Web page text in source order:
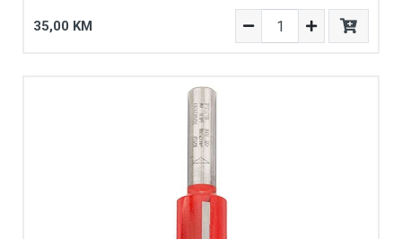
35,00 KM